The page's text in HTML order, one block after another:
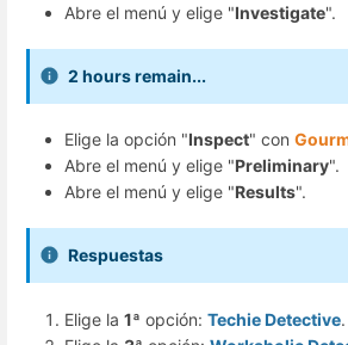
Abre el menú y elige "Investigate".
2 hours remain...
Elige la opción "Inspect" con
Abre el menú y elige "Preliminary".
Abre el menú y elige "Results".
Respuestas
Elige la 1ª opción: Techie Detective.